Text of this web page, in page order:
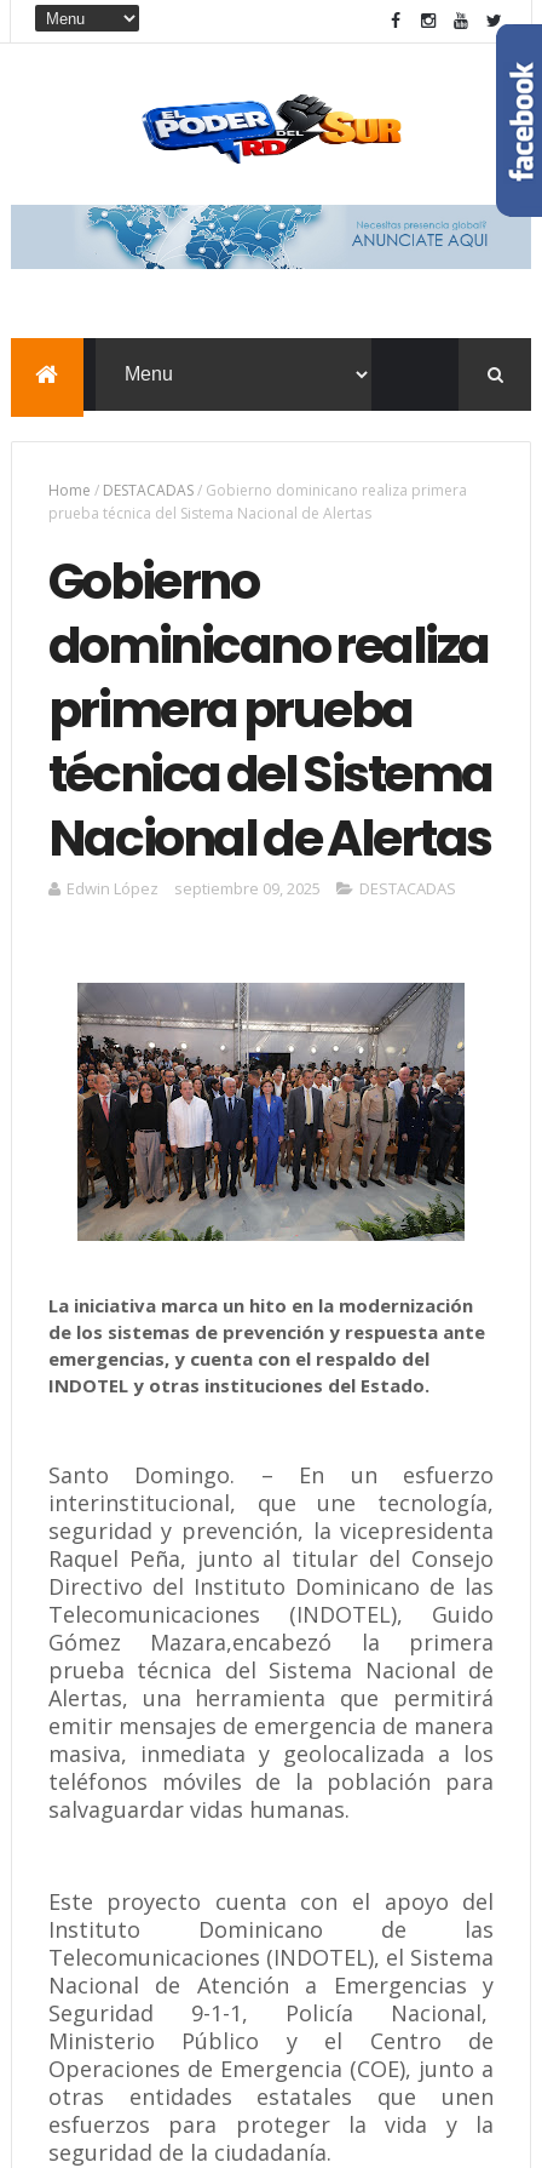
Home / DESTACADAS/ Gobierno dominicano realiza primera
prueba técnica del Sistema Nacional de Alertas
Gobierno
dominicano realiza
primera prueba
técnica del Sistema
Nacional de Alertas
Edwin López septiembre 09, 2025 DESTACADAS
La iniciativa marca un hito en la modernización
de los sistemas de prevención y respuesta ante
emergencias, y cuenta con el respaldo del
INDOTEL y otras instituciones del Estado.
Santo Domingo. – En un esfuerzo
interinstitucional, que une tecnología,
seguridad y prevención, la vicepresidenta
Raquel Peña, junto al titular del Consejo
Directivo del Instituto Dominicano de las
Telecomunicaciones (INDOTEL), Guido
Gómez Mazara,encabezó la primera
prueba técnica del Sistema Nacional de
Alertas, una herramienta que permitirá
emitir mensajes de emergencia de manera
masiva, inmediata y geolocalizada a los
teléfonos móviles de la población para
salvaguardar vidas humanas.
Este proyecto cuenta con el apoyo del
Instituto Dominicano de las
Telecomunicaciones (INDOTEL), el Sistema
Nacional de Atención a Emergencias y
Seguridad 9-1-1, Policía Nacional,
Ministerio Público y el Centro de
Operaciones de Emergencia (COE), junto a
otras entidades estatales que unen
esfuerzos para proteger la vida y la
seguridad de la ciudadanía.